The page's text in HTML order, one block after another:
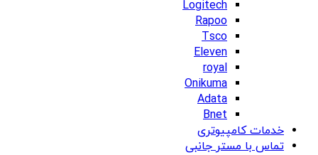
Logitech
Rapoo
Tsco
Eleven
royal
Onikuma
Adata
Bnet
خدمات کامپیوتری
تماس با مستر جانبی